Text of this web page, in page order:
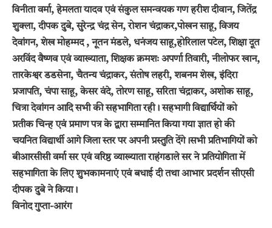
विनीता वर्मा, हेमलता यादव एवं संकुल समन्वयक गण हरीश दीवान, जितेंद्र
शुक्ला, दीपक दुबे, सुरेन्द्र चंद्र सेन, रोशन चंद्राकर,पोखन साहू, विजय
देवांगन, शेख मोहम्मद , नूतन मंडले, धनंजय साहू,होरिलाल पटेल, शिक्षा दूत
अरविंद वैष्णव एवं व्याख्याता, शिक्षक क्रमशः अपर्णा तिवारी, नीलोफर खान,
तारकेश्वर डडसेना, चैतन्य चंद्राकर, संतोष लहरी, शबनम शेख, इंदिरा
प्रजापति, चंपा साहू, केसर वंदे, तोरण साहू, सरिता चंद्राकर, अशोक साहू,
चित्रा देवांगन आदि सभी की सहभागिता रही। सहभागी विद्यार्थियों को
प्रतीक चिन्ह एवं प्रमाण पत्र के द्वारा सम्मानित किया गया ज्ञात हो की
चयनित विद्यार्थी आगे जिला स्तर पर अपनी प्रस्तुति देंगे।सभी प्रतिभागियों को
बीआरसीसी वर्मा सर एवं वरिष्ठ व्याख्याता राहंगडाले सर ने प्रतियोगिता में
सहभागिता के लिए शुभकामनाएं एवं बधाई दी तथा आभार प्रदर्शन सीएसी
दीपक दुबे ने किया।
विनोद गुप्ता-आरंग